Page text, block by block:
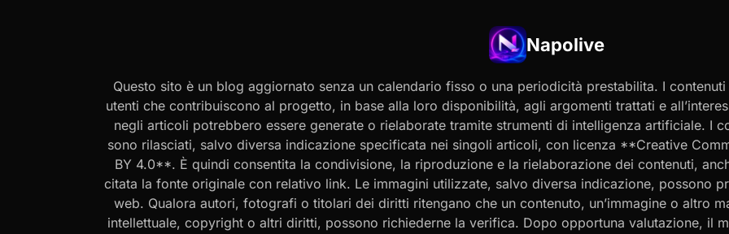
Napolive
Questo sito è un blog aggiornato senza un calendario fisso o una periodicità prestabilita. I
utenti che contribuiscono al progetto, in base alla loro disponibilità, agli argomenti trattati e
negli articoli potrebbero essere generate o rielaborate tramite strumenti di intelligenza artificiale. I
sono rilasciati, salvo diversa indicazione specificata nei singoli articoli, con licenza **Creative
BY 4.0**. È quindi consentita la condivisione, la riproduzione e la rielaborazione dei contenuti,
citata la fonte originale con relativo link. Le immagini utilizzate, salvo diversa indicazione, possono
web. Qualora autori, fotografi o titolari dei diritti ritengano che un contenuto, un’immagine o altro
intellettuale, copyright o altri diritti, possono richiederne la verifica. Dopo opportuna valutazione, il